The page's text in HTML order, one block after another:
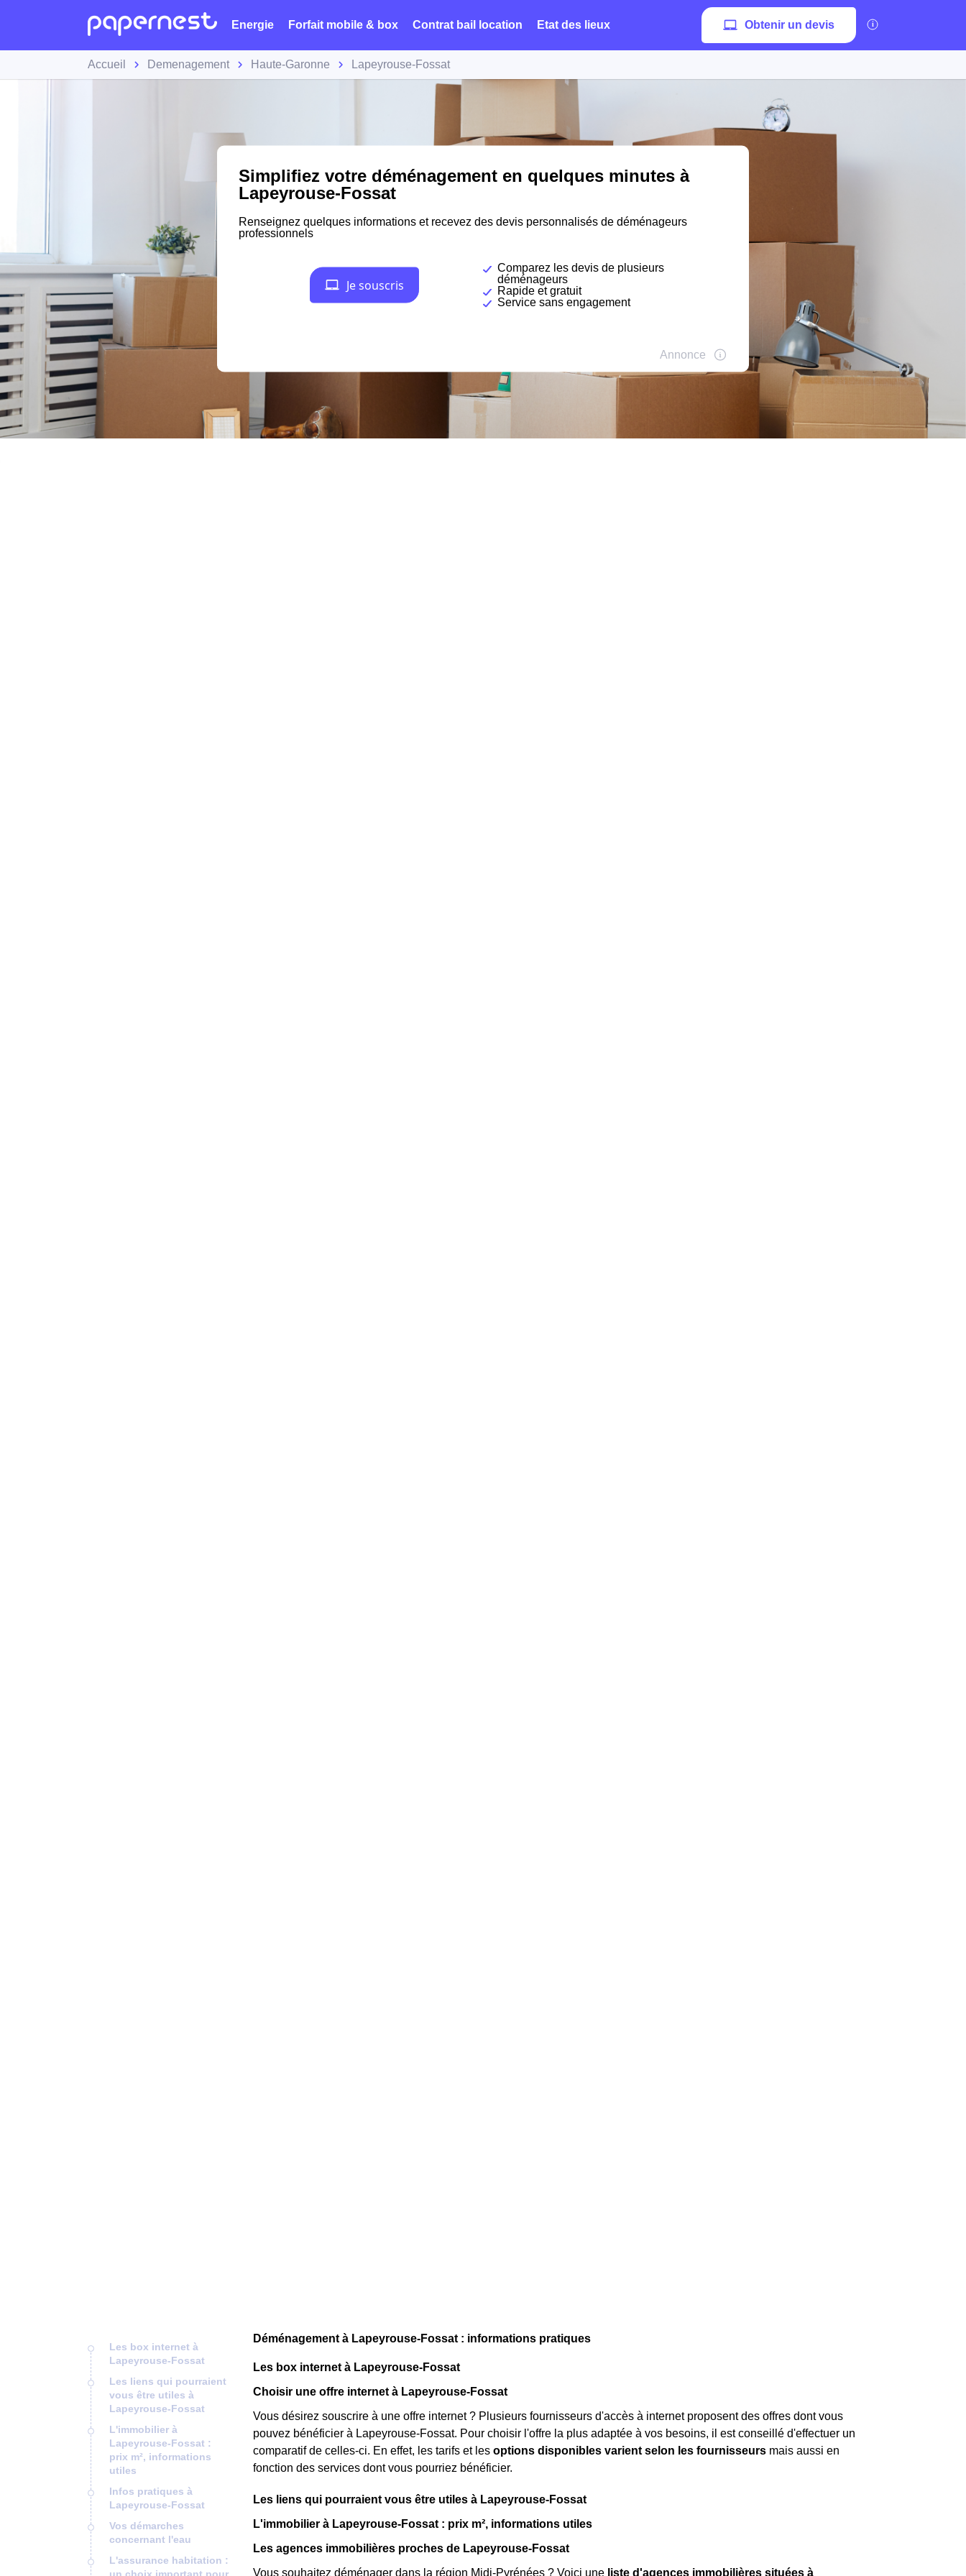
Energie Forfait mobile & box Contrat bail location Etat des lieux Obtenir un devis
Accueil Demenagement Haute-Garonne Lapeyrouse-Fossat
Les box internet à
Lapeyrouse-Fossat
Les liens qui pourraient
vous être utiles à
Lapeyrouse-Fossat
L'immobilier à
Lapeyrouse-Fossat :
prix m², informations
utiles
Infos pratiques à
Lapeyrouse-Fossat
Vos démarches
concernant l'eau
L'assurance habitation :
Déménagement à Lapeyrouse-Fossat : informations pratiques
Les box internet à Lapeyrouse-Fossat
Choisir une offre internet à Lapeyrouse-Fossat
Vous désirez souscrire à une offre internet ? Plusieurs fournisseurs d'accès à internet proposent des offres dont vous
pouvez bénéficier à Lapeyrouse-Fossat. Pour choisir l'offre la plus adaptée à vos besoins, il est conseillé d'effectuer un
comparatif de celles-ci. En effet, les tarifs et les options disponibles varient selon les fournisseurs mais aussi en
fonction des services dont vous pourriez bénéficier.
Les liens qui pourraient vous être utiles à Lapeyrouse-Fossat
L'immobilier à Lapeyrouse-Fossat : prix m², informations utiles
Les agences immobilières proches de Lapeyrouse-Fossat
Vous souhaitez déménager dans la région Midi-Pyrénées ? Voici une liste d'agences immobilières situées à